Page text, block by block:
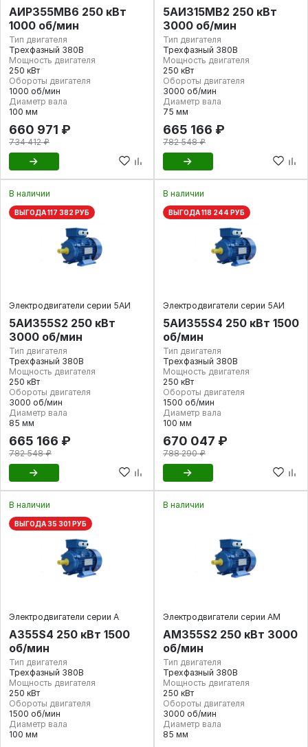
АИР355МВ6 250 кВт
1000 об/мин
Тип двигателя
Трехфазный 380В
Мощность двигателя
250 кВт
Обороты двигателя
1000 об/мин
Диаметр вала
100 мм
660 971 ₽
734 412 ₽
5АИ315MВ2 250 кВт
3000 об/мин
Тип двигателя
Трехфазный 380В
Мощность двигателя
250 кВт
Обороты двигателя
3000 об/мин
Диаметр вала
75 мм
665 166 ₽
782 548 ₽
В наличии
ВЫГОДА 117 382 РУБ
Электродвигатели серии 5АИ
5АИ355S2 250 кВт
3000 об/мин
Тип двигателя
Трехфазный 380В
Мощность двигателя
250 кВт
Обороты двигателя
3000 об/мин
Диаметр вала
85 мм
665 166 ₽
782 548 ₽
В наличии
ВЫГОДА 118 244 РУБ
Электродвигатели серии 5АИ
5АИ355S4 250 кВт 1500
об/мин
Тип двигателя
Трехфазный 380В
Мощность двигателя
250 кВт
Обороты двигателя
1500 об/мин
Диаметр вала
100 мм
670 047 ₽
788 290 ₽
В наличии
ВЫГОДА 35 301 РУБ
Электродвигатели серии А
А355S4 250 кВт 1500
об/мин
Тип двигателя
Трехфазный 380В
Мощность двигателя
250 кВт
Обороты двигателя
1500 об/мин
Диаметр вала
100 мм
В наличии
Электродвигатели серии АМ
АМ355S2 250 кВт 3000
об/мин
Тип двигателя
Трехфазный 380В
Мощность двигателя
250 кВт
Обороты двигателя
3000 об/мин
Диаметр вала
85 мм